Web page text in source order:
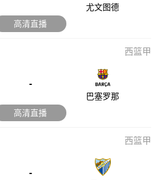
尤文图德
高清直播
西篮甲
-
巴塞罗那
高清直播
西篮甲
-